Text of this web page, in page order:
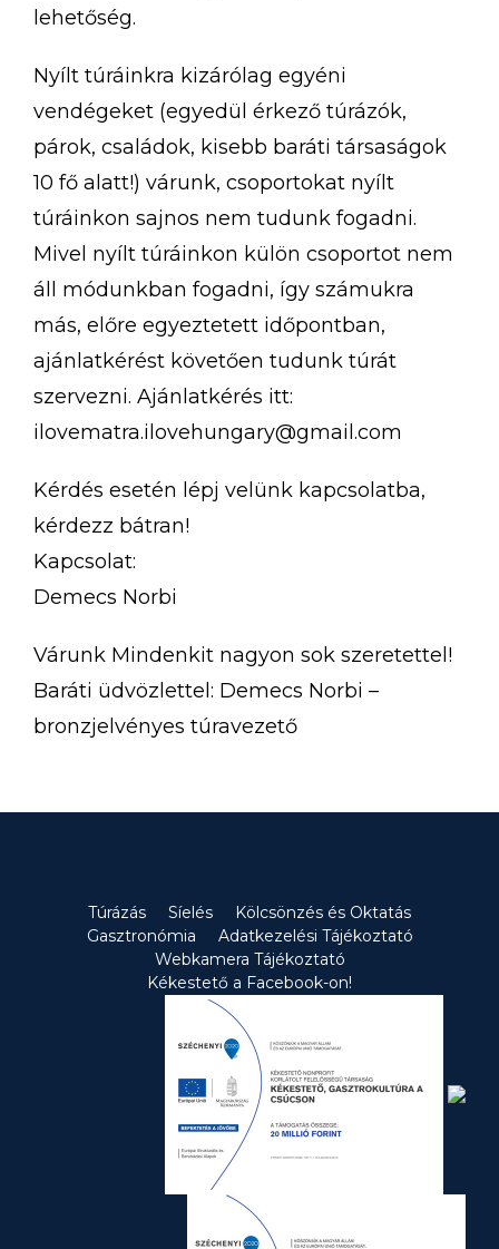
lehetőség.
Nyílt túráinkra kizárólag egyéni
vendégeket (egyedül érkező túrázók,
párok, családok, kisebb baráti társaságok
10 fő alatt!) várunk, csoportokat nyílt
túráinkon sajnos nem tudunk fogadni.
Mivel nyílt túráinkon külön csoportot nem
áll módunkban fogadni, így számukra
más, előre egyeztetett időpontban,
ajánlatkérést követően tudunk túrát
szervezni. Ajánlatkérés itt:
ilovematra.ilovehungary@gmail.com
Kérdés esetén lépj velünk kapcsolatba,
kérdezz bátran!
Kapcsolat:
Demecs Norbi
Várunk Mindenkit nagyon sok szeretettel!
Baráti üdvözlettel: Demecs Norbi –
bronzjelvényes túravezető
Túrázás Síelés
Kölcsönzés és Oktatás
Gasztronómia
Adatkezelési Tájékoztató
Webkamera Tájékoztató
Kékestető a Facebook-on!